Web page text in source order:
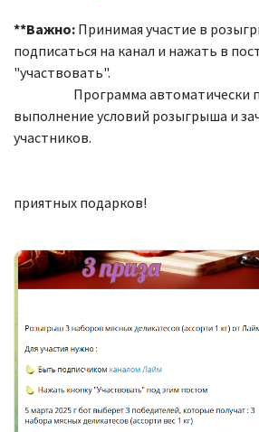
**Важно: Принимая участие в
подписаться на канал и нажать в
"участвовать".
Программа автоматически
выполнение условий розыгрыша и
участников.
приятных подарков!